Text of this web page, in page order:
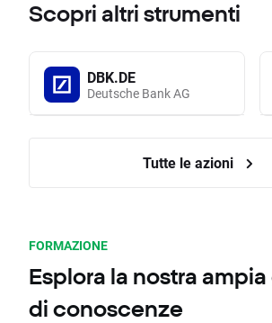
Scopri altri strumenti
DBK.DE
Deutsche Bank AG
Tutte le azioni
FORMAZIONE
Esplora la nostra
di conoscenze